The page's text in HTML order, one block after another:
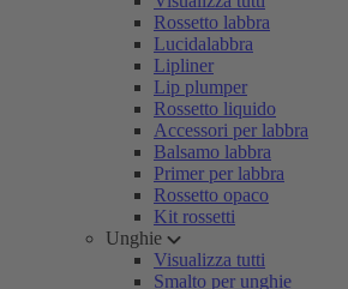
Rossetto labbra
Lucidalabbra
Lipliner
Lip plumper
Rossetto liquido
Accessori per labbra
Balsamo labbra
Primer per labbra
Rossetto opaco
Kit rossetti
Unghie
Visualizza tutti
Smalto per unghie